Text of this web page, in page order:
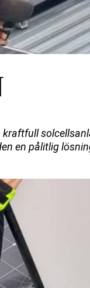
en pålitlig